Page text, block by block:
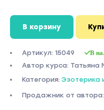
В корзину
Артикул: 15049 В
Автор курса: Татьяна
Категория: Эзотерика
Продажник от автора: